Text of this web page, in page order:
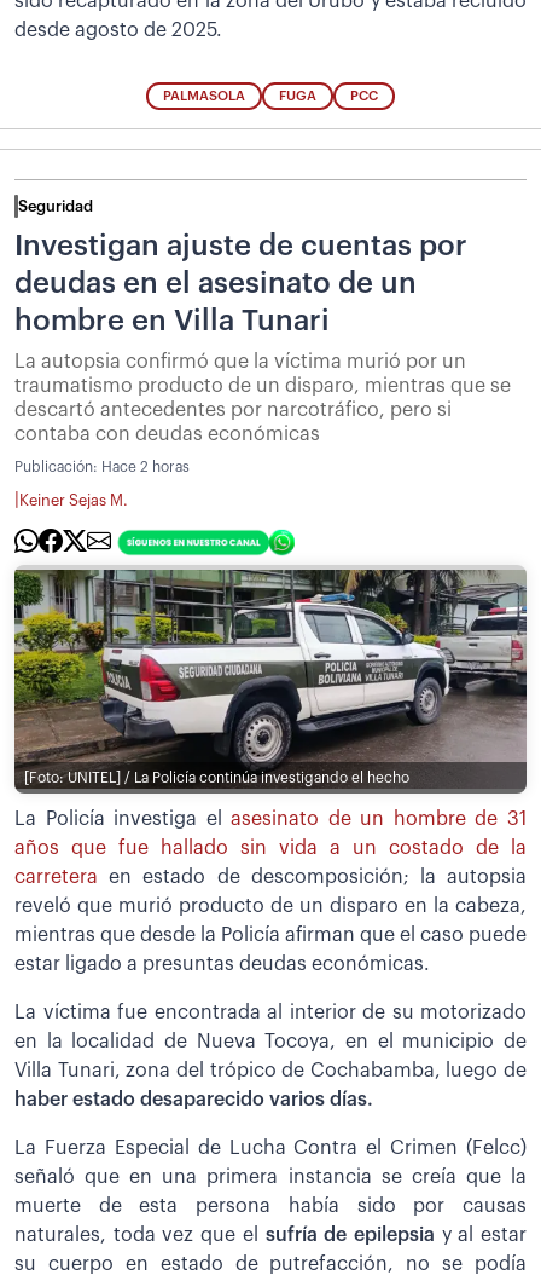
desde agosto de 2025.
PALMASOLA FUGA PCC
Seguridad
Investigan ajuste de cuentas por
deudas en el asesinato de un
hombre en Villa Tunari
La autopsia confirmó que la víctima murió por un
traumatismo producto de un disparo, mientras que se
descartó antecedentes por narcotráfico, pero si
contaba con deudas económicas
Publicación: Hace 2 horas
Keiner Sejas M.
[Foto: UNITEL] / La Policía continúa investigando el hecho
La Policía investiga elasesinato de un hombre de 31
años que fue hallado sin vida a un costado de la
carretera en estado de descomposición; la autopsia
reveló que murió producto de un disparo en la cabeza,
mientras que desde la Policía afirman que el caso puede
estar ligado a presuntas deudas económicas.
La víctima fue encontrada al interior de su motorizado
en la localidad de Nueva Tocoya, en el municipio de
Villa Tunari, zona del trópico de Cochabamba, luego de
haber estado desaparecido varios días.
La Fuerza Especial de Lucha Contra el Crimen (Felcc)
señaló que en una primera instancia se creía que la
muerte de esta persona había sido por causas
naturales, toda vez que el sufría de epilepsia y al estar
su cuerpo en estado de putrefacción, no se podía